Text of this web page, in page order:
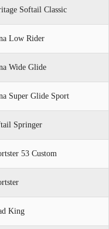
Softail Classic
Low Rider
Wide Glide
Super Glide Sport
Springer
53 Custom
King